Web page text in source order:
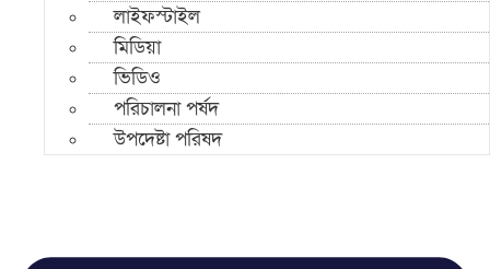
লাইফস্টাইল
মিডিয়া
ভিডিও
পরিচালনা পর্ষদ
উপদেষ্টা পরিষদ